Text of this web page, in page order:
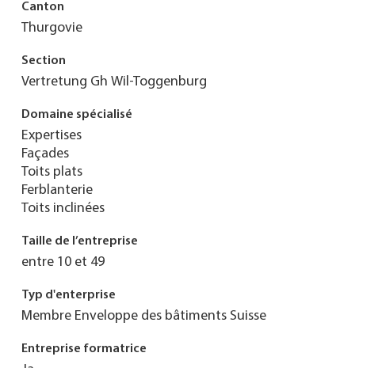
Canton
Thurgovie
Section
Vertretung Gh Wil-Toggenburg
Domaine spécialisé
Expertises
Façades
Toits plats
Ferblanterie
Toits inclinées
Taille de l’entreprise
entre 10 et 49
Typ d'enterprise
Membre Enveloppe des bâtiments Suisse
Entreprise formatrice